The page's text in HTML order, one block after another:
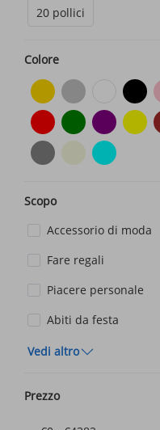
20 pollici
Colore
Scopo
Accessorio di moda
Fare regali
Piacere personale
Abiti da festa
Vedi altro
Prezzo